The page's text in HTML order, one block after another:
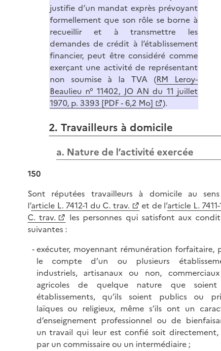
justifie d’un mandat exprès prévoyant
formellement que son rôle se borne à
recueillir et à transmettre les
demandes de crédit à l’établissement
financier, peut être considéré comme
exerçant une activité de représentant
non soumise à la TVA (RM Leroy-
Beaulieu n° 11402, JO AN du 11 juillet
1970, p. 3393 [PDF - 6,2 Mo]
).
2. Travailleurs à domicile
a. Nature de l’activité exercée
150
Sont réputées travailleurs à domicile au
l’article L. 7412-1 du C. trav. et de l’article L.
C. trav.
les personnes qui satisfont aux
suivantes :
exécuter, moyennant rémunération forfaitaire,
le compte d’un ou plusieurs
industriels, artisanaux ou non,
agricoles de quelque nature que
établissements, qu’ils soient publics ou
laïques ou religieux, même s’ils ont un
d’enseignement professionnel ou de
un travail qui leur est confié soit
par un commissaire ou un intermédiaire ;